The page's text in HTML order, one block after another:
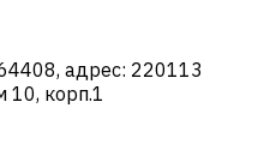
адрес: 220113
10, корп.1